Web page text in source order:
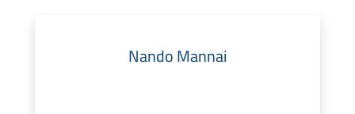
Nando Mannai